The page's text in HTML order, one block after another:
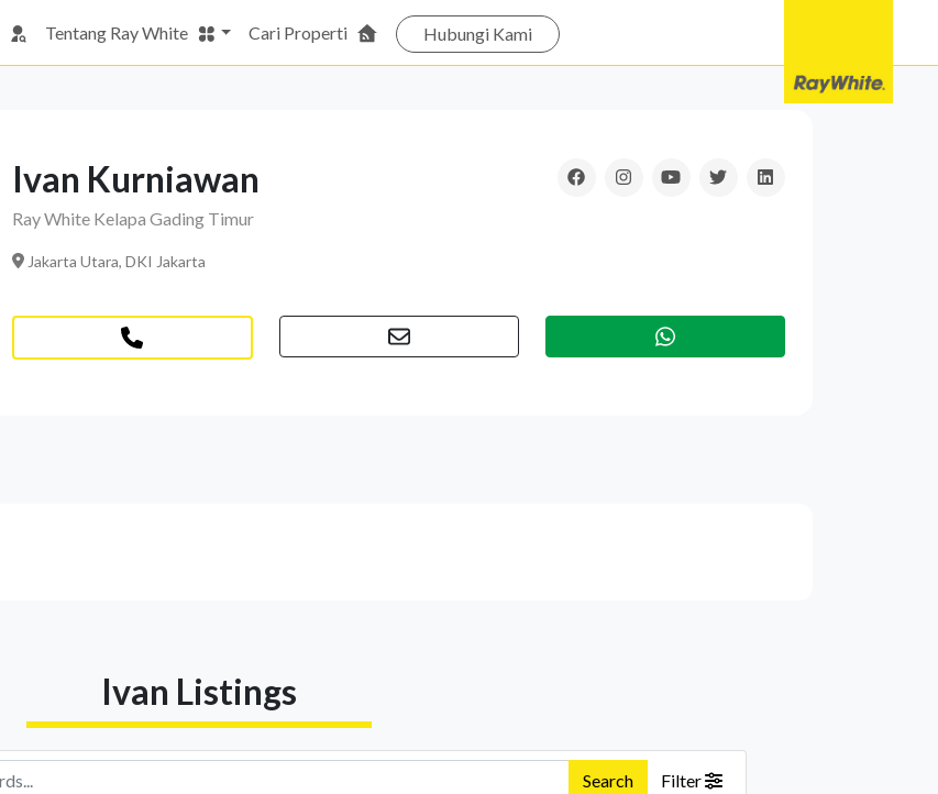
Tentang Ray White Cari Properti Hubungi Kami
Ivan Kurniawan
Ray White Kelapa Gading Timur
Jakarta Utara, DKI Jakarta
Ivan Listings
Search Filter